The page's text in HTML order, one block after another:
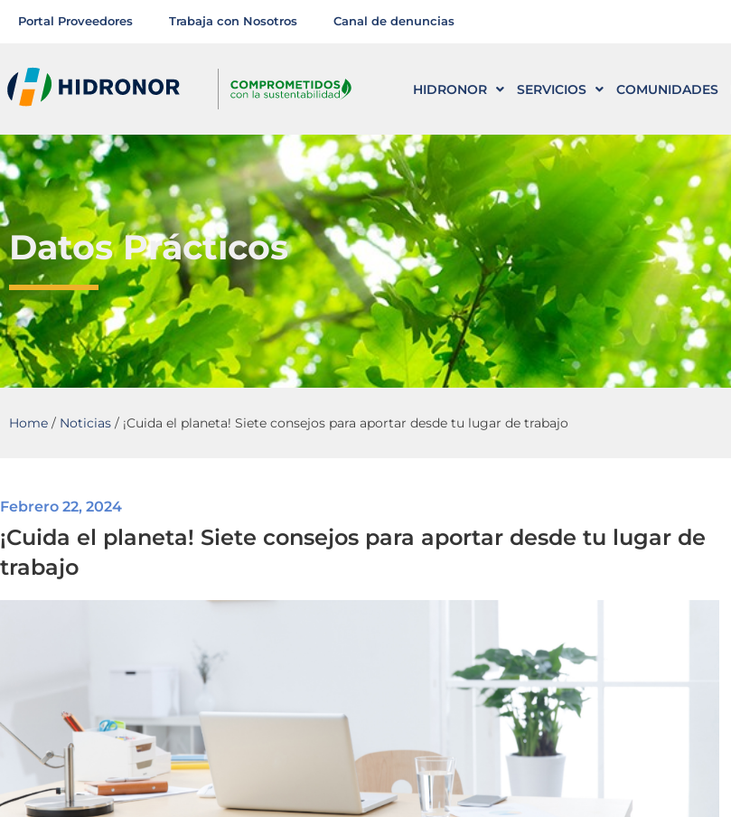
Portal Proveedores Trabaja con Nosotros Canal de denuncias
HIDRONOR SERVICIOS COMUNIDADES
Datos Prácticos
Home / Noticias / ¡Cuida el planeta! Siete consejos para aportar desde tu lugar de trabajo
Febrero 22, 2024
¡Cuida el planeta! Siete consejos para aportar desde tu lugar de
trabajo